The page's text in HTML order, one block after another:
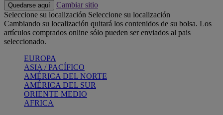
Quedarse aquí
Cambiar sitio
Seleccione su localización Seleccione su localización
Cambiando su localización quitará los contenidos de su bolsa. Los
artículos comprados online sólo pueden ser enviados al pais
seleccionado.
EUROPA
ASIA / PACÍFICO
AMÉRICA DEL NORTE
AMÉRICA DEL SUR
ORIENTE MEDIO
AFRICA